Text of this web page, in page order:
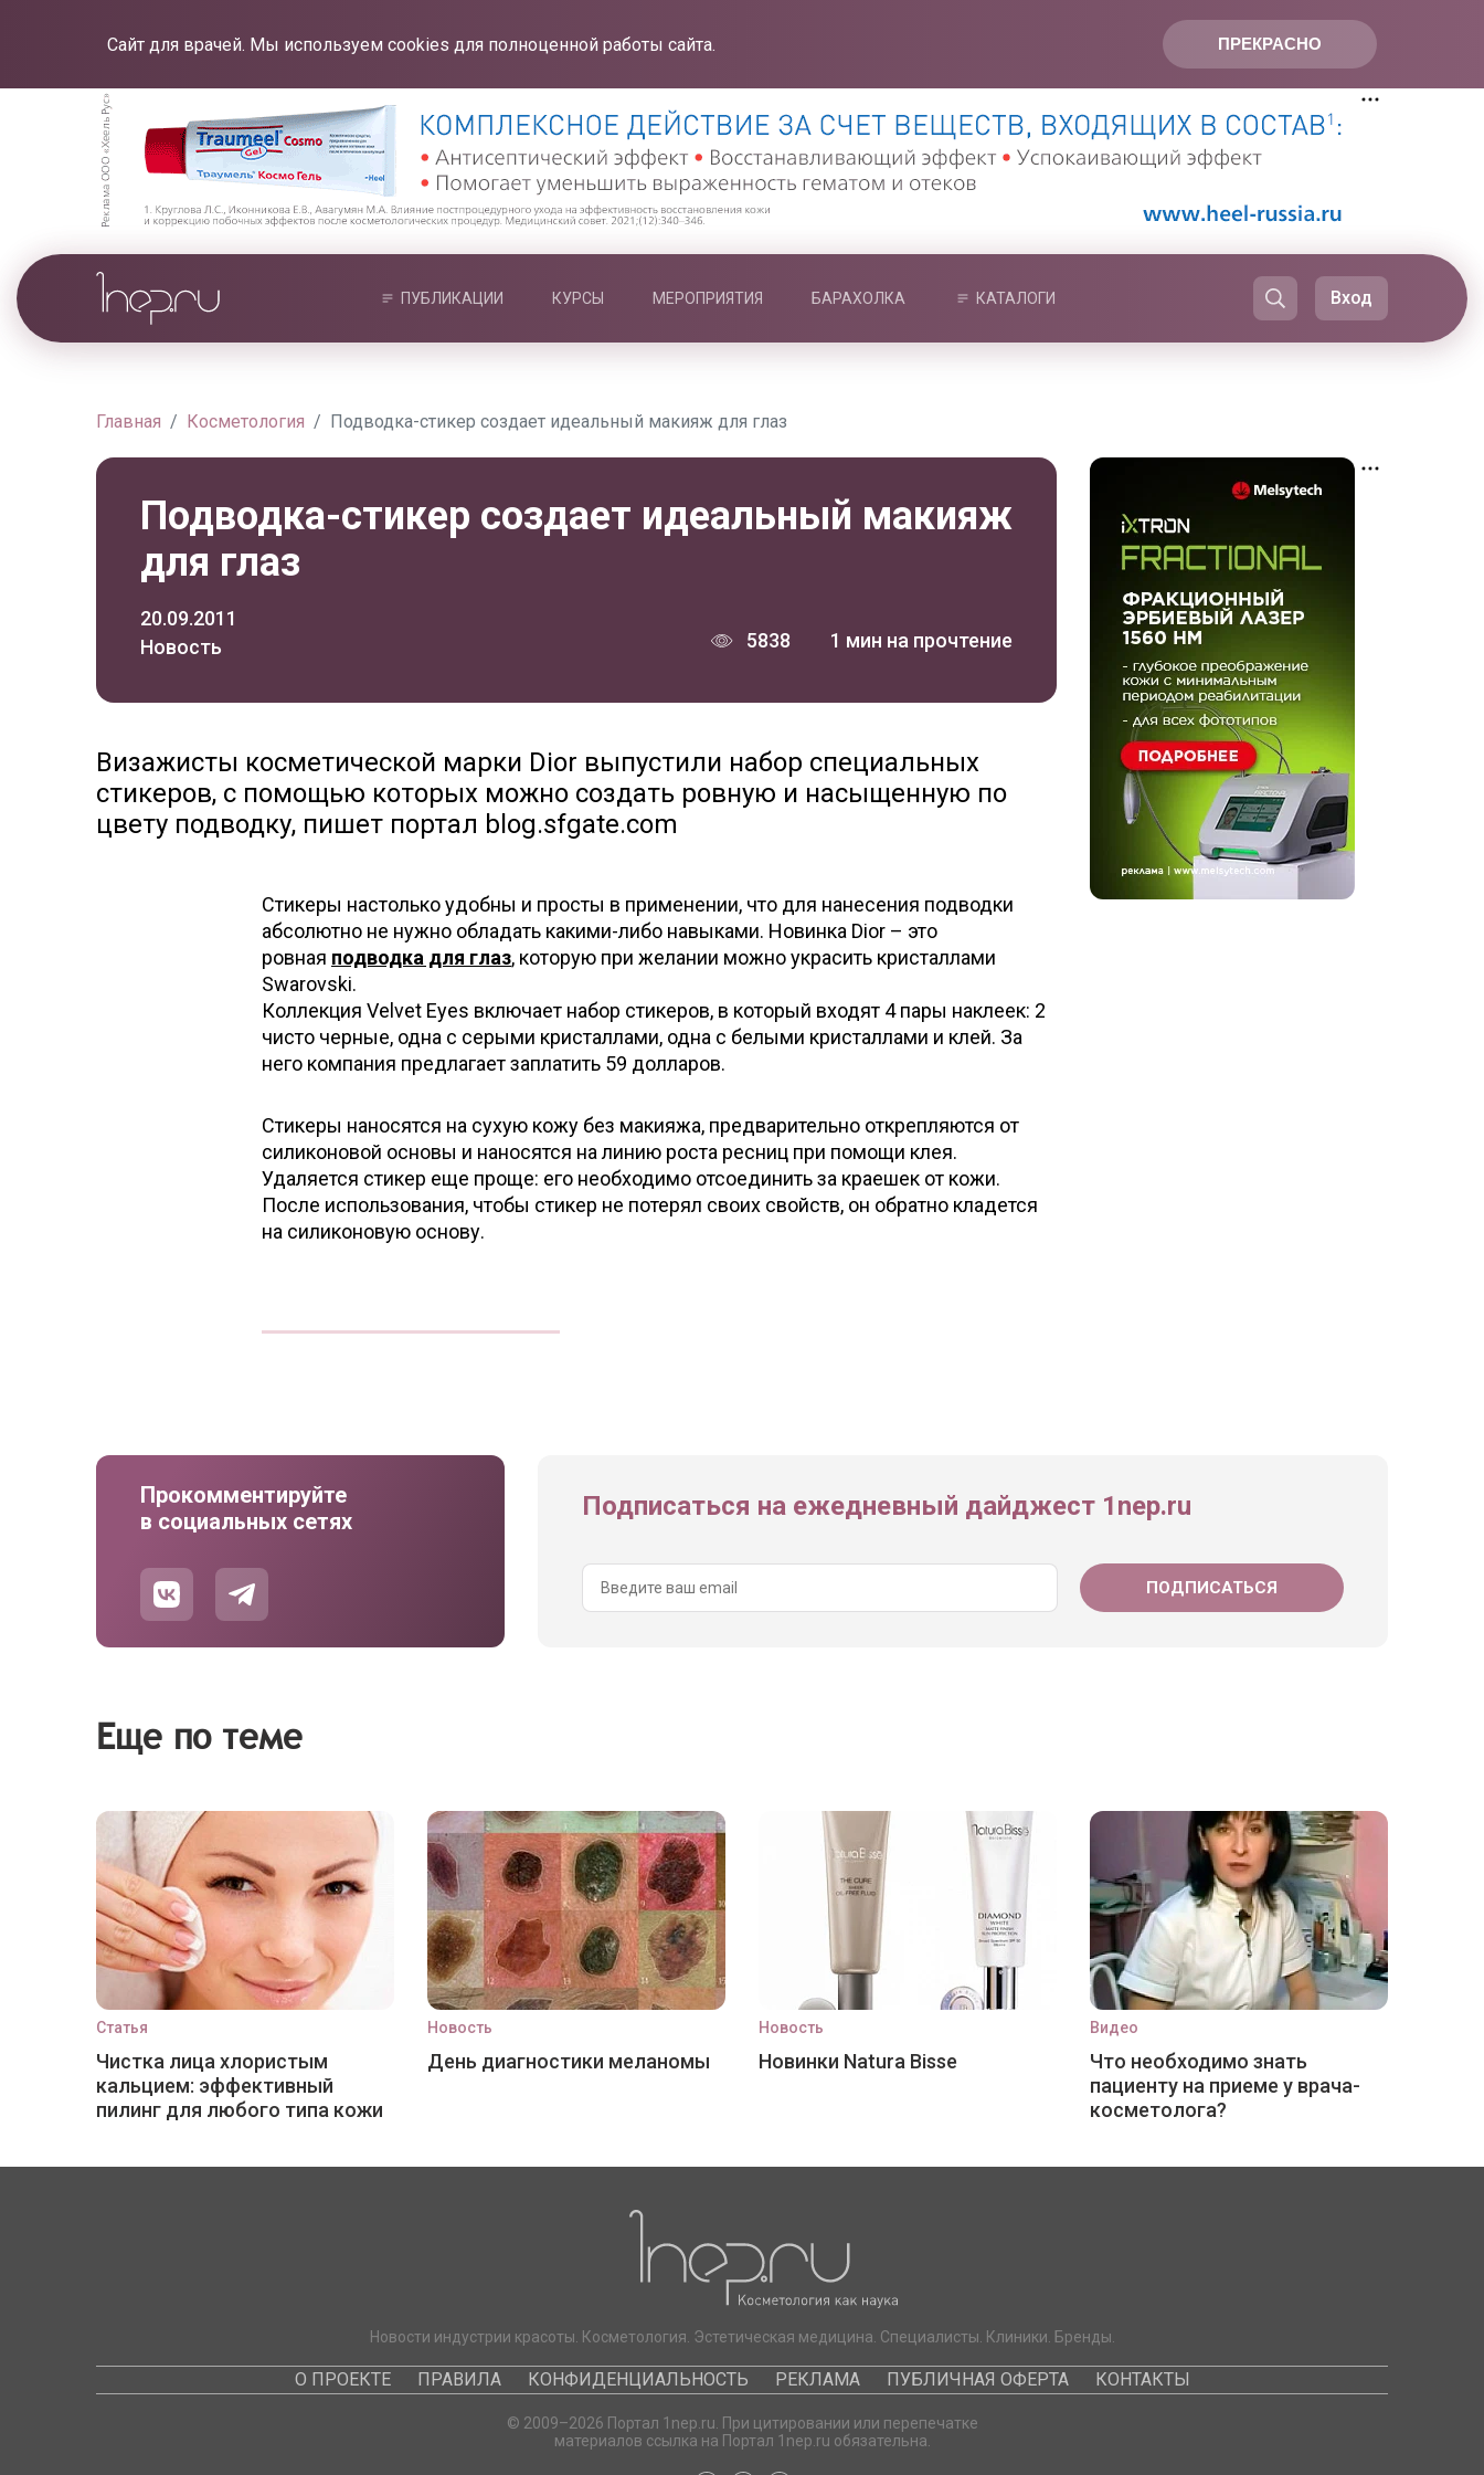
ПРЕКРАСНО
Сайт для врачей. Мы используем cookies для полноценной работы сайта.
ПУБЛИКАЦИИ КУРСЫ МЕРОПРИЯТИЯ БАРАХОЛКА КАТАЛОГИ Вход
Главная Косметология Подводка-стикер создает идеальный макияж для глаз
Подводка-стикер создает идеальный макияж
для глаз
20.09.2011
Новость
5838 1 мин на прочтение
Визажисты косметической марки Dior выпустили набор специальных
стикеров, с помощью которых можно создать ровную и насыщенную по
цвету подводку, пишет портал blog.sfgate.com
Стикеры настолько удобны и просты в применении, что для нанесения подводки
абсолютно не нужно обладать какими-либо навыками. Новинка Dior – это
ровная подводка для глаз, которую при желании можно украсить кристаллами
Swarovski.
Коллекция Velvet Eyes включает набор стикеров, в который входят 4 пары наклеек: 2
чисто черные, одна с серыми кристаллами, одна с белыми кристаллами и клей. За
него компания предлагает заплатить 59 долларов.
Стикеры наносятся на сухую кожу без макияжа, предварительно открепляются от
силиконовой основы и наносятся на линию роста ресниц при помощи клея.
Удаляется стикер еще проще: его необходимо отсоединить за краешек от кожи.
После использования, чтобы стикер не потерял своих свойств, он обратно кладется
на силиконовую основу.
Прокомментируйте
в социальных сетях
Подписаться на ежедневный дайджест 1nep.ru
Еще по теме
Статья
Чистка лица хлористым
кальцием: эффективный
пилинг для любого типа кожи
Новость
День диагностики меланомы
Новость
Новинки Natura Bisse
Видео
Что необходимо знать
пациенту на приеме у врача-
косметолога?
Новости индустрии красоты. Косметология. Эстетическая медицина. Специалисты. Клиники. Бренды.
О ПРОЕКТЕ ПРАВИЛА КОНФИДЕНЦИАЛЬНОСТЬ РЕКЛАМА ПУБЛИЧНАЯ ОФЕРТА КОНТАКТЫ
© 2009–2026 Портал 1nep.ru. При цитировании или перепечатке
материалов ссылка на Портал 1nep.ru обязательна.